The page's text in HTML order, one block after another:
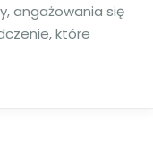
angażowania się
które